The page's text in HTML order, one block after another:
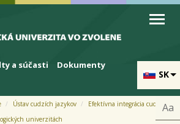
SK
a súčasti
Dokumenty
Aa
Ústav cudzích jazykov
Efektívna integrácia cudzieho
univerzitách